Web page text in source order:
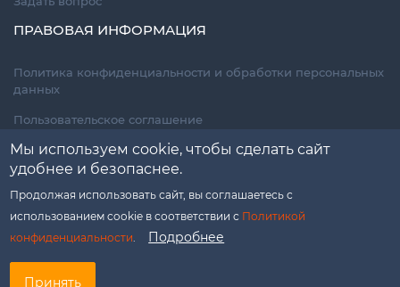
ПРАВОВАЯ ИНФОРМАЦИЯ
Политика конфиденциальности и обработки персональных
данных
Пользовательское соглашение
Договор оферты (для гидов-переводчиков)
Платежная информация (для гидов-переводчиков)
Мы используем cookie, чтобы сделать сайт
удобнее и безопаснее.
Продолжая использовать сайт, вы соглашаетесь с
использованием cookie в соответствии с Политикой
конфиденциальности. Подробнее
Принять